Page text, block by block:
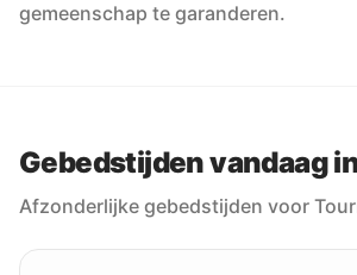
gemeenschap te garanderen.
Gebedstijden vandaag
Afzonderlijke gebedstijden voor